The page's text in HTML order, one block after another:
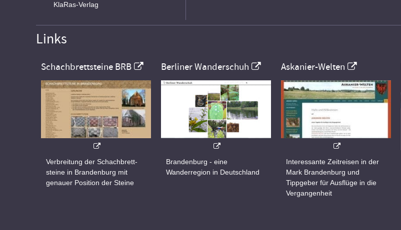
KlaRas-Verlag
Links
Schachbrettsteine BRB
Verbreitung der Schachbrett-
steine in Brandenburg mit
genauer Position der Steine
Berliner Wanderschuh
Brandenburg - eine
Wanderregion in Deutschland
Askanier-Welten
Interessante Zeitreisen in der
Mark Brandenburg und
Tippgeber für Ausflüge in die
Vergangenheit